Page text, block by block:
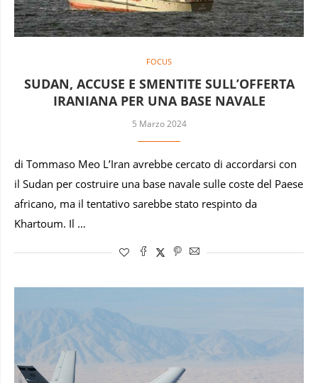
FOCUS
SUDAN, ACCUSE E SMENTITE SULL’OFFERTA
IRANIANA PER UNA BASE NAVALE
5 Marzo 2024
di Tommaso Meo L’Iran avrebbe cercato di accordarsi con
il Sudan per costruire una base navale sulle coste del Paese
africano, ma il tentativo sarebbe stato respinto da
Khartoum. Il …